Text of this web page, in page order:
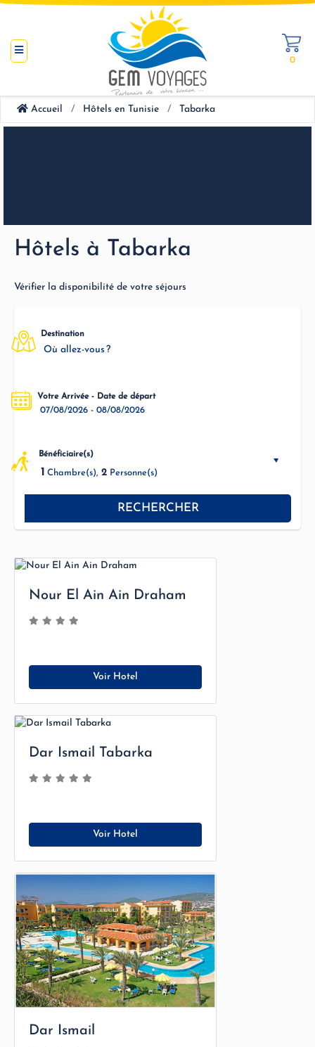
0
Accueil Hôtels en Tunisie Tabarka
Hôtels à Tabarka
Vérifier la disponibilité de votre séjours
Destination
Où allez-vous ?
Votre Arrivée - Date de départ
07/08/2026 - 08/08/2026
Bénéficiaire(s)
1 Chambre(s), 2 Personne(s)
RECHERCHER
Nour El Ain Ain Draham
Voir Hotel
Dar Ismail Tabarka
Voir Hotel
Dar Ismail